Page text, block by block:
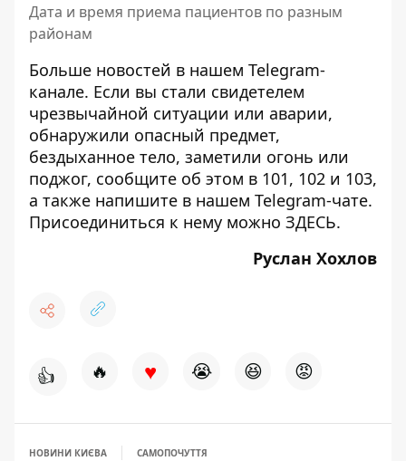
Дата и время приема пациентов по разным
районам
Больше новостей в нашем Telegram-
канале. Если вы стали свидетелем
чрезвычайной ситуации или аварии,
обнаружили опасный предмет,
бездыханное тело, заметили огонь или
поджог, сообщите об этом в 101, 102 и 103,
а также напишите в нашем Telegram-чате.
Присоединиться к нему можно ЗДЕСЬ.
Руслан Хохлов
👍 🔥 ♥ 😭 😆 😡
НОВИНИ КИЄВА САМОПОЧУТТЯ